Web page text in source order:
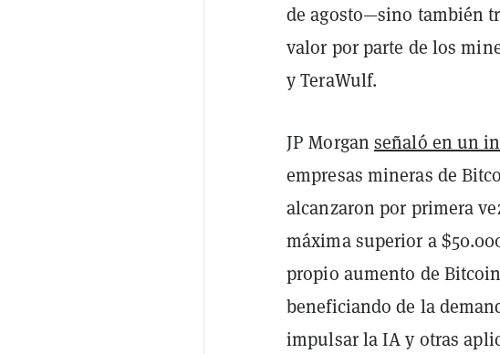
de agosto—sino también
valor por parte de los
y TeraWulf.
JP Morgan señaló en un
empresas mineras de
alcanzaron por primera
máxima superior a
propio aumento de
beneficiando de la
impulsar la IA y otras